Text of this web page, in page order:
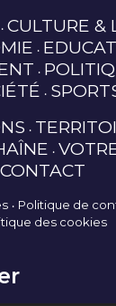
CULTURE &
CONTACT
Politique de
des cookies